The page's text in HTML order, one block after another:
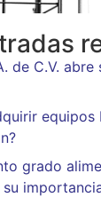
de C.V.
equipos
grado